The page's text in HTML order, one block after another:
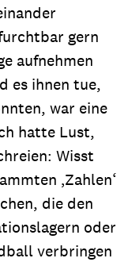
gern
aufnehmen
es ihnen tue,
war eine
hatte Lust,
Wisst
‚Zahlen‘
die den
oder
verbringen